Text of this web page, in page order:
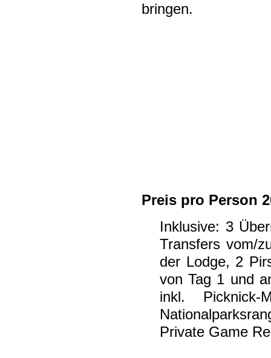
bringen.
Preis pro Person
Inklusive: 3
Transfers vom/
der Lodge, 2
von Tag 1 und
inkl. Picknick-
Private Game